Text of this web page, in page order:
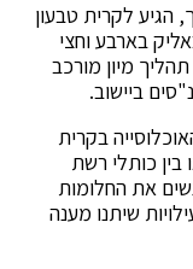
הגיע לקרית טבעון
בארבע וחצי
מיון מורכב
ביישוב.
בקרית
בין כותלי רשת
את החלומות
שיתנו מענה